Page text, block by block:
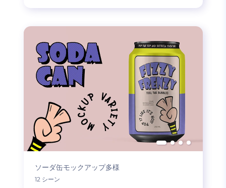
ソーダ缶モックアップ多様
12 シーン